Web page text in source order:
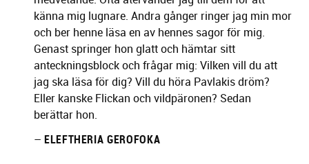
känna mig lugnare. Andra gånger ringer jag min mor
och ber henne läsa en av hennes sagor för mig.
Genast springer hon glatt och hämtar sitt
anteckningsblock och frågar mig: Vilken vill du att
jag ska läsa för dig? Vill du höra Pavlakis dröm?
Eller kanske Flickan och vildpäronen? Sedan
berättar hon.
– ELEFTHERIA GEROFOKA